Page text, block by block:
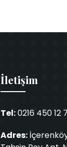
İletişim
Tel:0216 450 12
Adres: